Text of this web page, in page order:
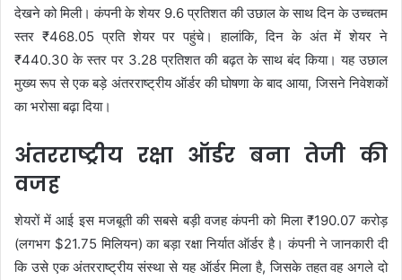
देखने को मिली। कंपनी के शेयर 9.6 प्रतिशत की उछाल के साथ दिन के उच्चतम
स्तर ₹468.05 प्रति शेयर पर पहुंचे। हालांकि, दिन के अंत में शेयर ने
₹440.30 के स्तर पर 3.28 प्रतिशत की बढ़त के साथ बंद किया। यह उछाल
मुख्य रूप से एक बड़े अंतरराष्ट्रीय ऑर्डर की घोषणा के बाद आया, जिसने निवेशकों
का भरोसा बढ़ा दिया।
अंतरराष्ट्रीय रक्षा ऑर्डर बना तेजी की
वजह
शेयरों में आई इस मजबूती की सबसे बड़ी वजह कंपनी को मिला ₹190.07 करोड़
(लगभग $21.75 मिलियन) का बड़ा रक्षा निर्यात ऑर्डर है। कंपनी ने जानकारी दी
कि उसे एक अंतरराष्ट्रीय संस्था से यह ऑर्डर मिला है, जिसके तहत वह अगले दो